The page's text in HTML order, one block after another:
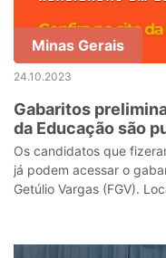
Minas Gerais
24.10.2023
Gabaritos
da Educação são
Os candidatos que
já podem acessar o
Getúlio Vargas (FGV).